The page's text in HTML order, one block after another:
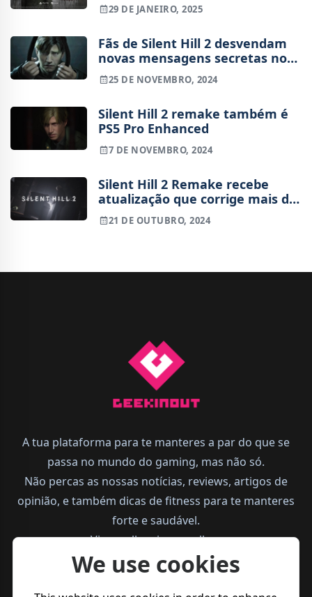
29 DE JANEIRO, 2025
Fãs de Silent Hill 2 desvendam
novas mensagens secretas no
Remake
25 DE NOVEMBRO, 2024
Silent Hill 2 remake também é
PS5 Pro Enhanced
7 DE NOVEMBRO, 2024
Silent Hill 2 Remake recebe
atualização que corrige mais de
30 problemas
21 DE OUTUBRO, 2024
A tua plataforma para te manteres a par do que se
passa no mundo do gaming, mas não só.
Não percas as nossas notícias, reviews, artigos de
opinião, e também dicas de fitness para te manteres
forte e saudável.
Vive melhor, joga melhor.
We use cookies